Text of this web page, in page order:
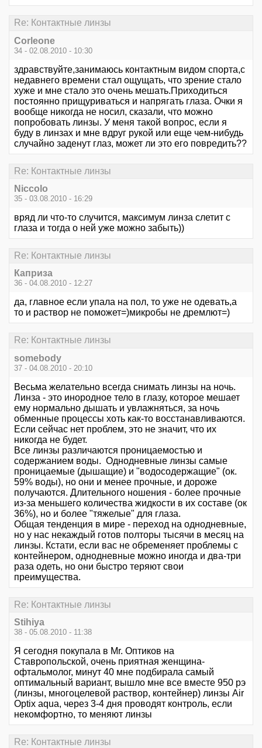
Re: Контактные линзы
Corleone
34 - 02.08.2010 - 10:30
здравствуйте,занимаюсь контактным видом спорта,с
недавнего времени стал ощущать, что зрение стало
хуже и мне стало это очень мешать.Приходиться
постоянно прищуриваться и напрягать глаза. Очки я
вообще никогда не носил, сказали, что можно
попробовать линзы. У меня такой вопрос, если я
буду в линзах и мне вдруг рукой или еще чем-нибудь
случайно заденут глаз, может ли это его повредить??
Re: Контактные линзы
Niccolo
35 - 03.08.2010 - 16:29
вряд ли что-то случится, максимум линза слетит с
глаза и тогда о ней уже можно забыть))
Re: Контактные линзы
Каприза
36 - 04.08.2010 - 12:27
да, главное если упала на пол, то уже не одевать,а
то и раствор не поможет=)микробы не дремлют=)
Re: Контактные линзы
somebody
37 - 04.08.2010 - 20:10
Весьма желательно всегда снимать линзы на ночь.
Линза - это инородное тело в глазу, которое мешает
ему нормально дышать и увлажняться, за ночь
обменные процессы хоть как-то восстанавливаются.
Если сейчас нет проблем, это не значит, что их
никогда не будет.
Все линзы различаются проницаемостью и
содержанием воды. Однодневные линзы самые
проницаемые (дышащие) и "водосодержащие" (ок.
59% воды), но они и менее прочные, и дороже
получаются. Длительного ношения - более прочные
из-за меньшего количества жидкости в их составе (ок
36%), но и более "тяжелые" для глаза.
Общая тенденция в мире - переход на однодневные,
но у нас некаждый готов полторы тысячи в месяц на
линзы. Кстати, если вас не обременяет проблемы с
контейнером, однодневные можно иногда и два-три
раза одеть, но они быстро теряют свои
преимущества.
Re: Контактные линзы
Stihiya
38 - 05.08.2010 - 11:38
Я сегодня покупала в Mr. Оптиков на
Ставропольской, очень приятная женщина-
офтальмолог, минут 40 мне подбирала самый
оптимальный вариант, вышло мне все вместе 950 рэ
(линзы, многоцелевой раствор, контейнер) линзы Air
Optix aqua, через 3-4 дня проводят контроль, если
некомфортно, то меняют линзы
Re: Контактные линзы